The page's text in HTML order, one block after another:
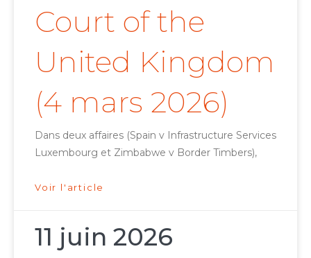
Court of the
United Kingdom
(4 mars 2026)
Dans deux affaires (Spain v Infrastructure Services
Luxembourg et Zimbabwe v Border Timbers),
Voir l'article
11 juin 2026